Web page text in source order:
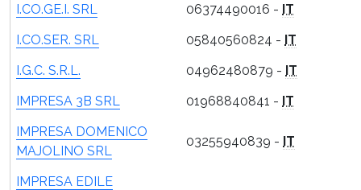
I.CO.GE.I. SRL
06374490016 - IT
I.CO.SER. SRL
05840560824 - IT
I.G.C. S.R.L.
04962480879 - IT
IMPRESA 3B SRL
01968840841 - IT
IMPRESA DOMENICO
MAJOLINO SRL
03255940839 - IT
IMPRESA EDILE